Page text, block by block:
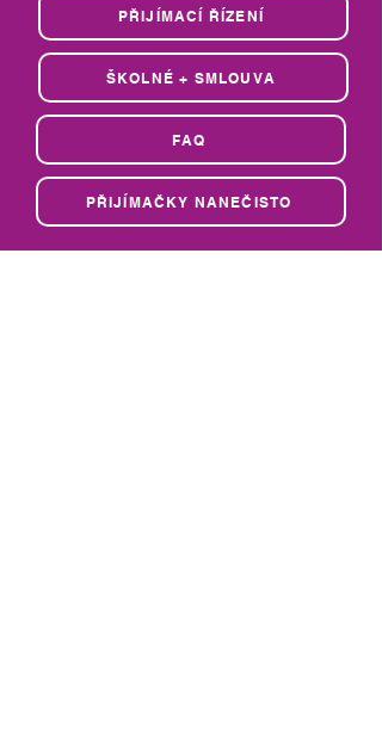
PŘIJÍMACÍ ŘÍZENÍ
ŠKOLNÉ + SMLOUVA
FAQ
PŘIJÍMAČKY NANEČISTO